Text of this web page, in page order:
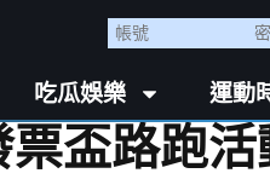
吃瓜娛樂 運動
盃路跑